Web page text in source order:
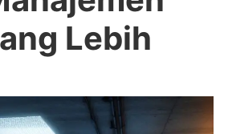
Lebih